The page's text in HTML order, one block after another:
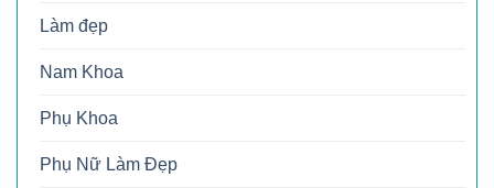
Làm đẹp
Nam Khoa
Phụ Khoa
Phụ Nữ Làm Đẹp